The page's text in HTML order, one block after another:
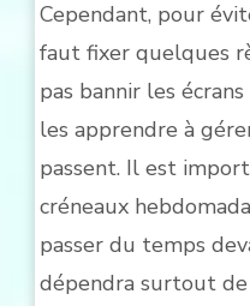
Cependant, pour
faut fixer quelques
pas bannir les
les apprendre à
passent. Il est
créneaux
passer du temps
dépendra surtout de